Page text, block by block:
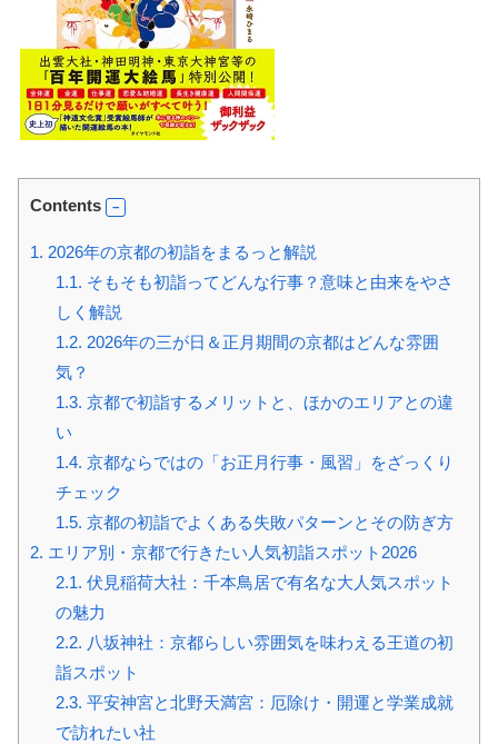
Contents
1. 2026年の京都の初詣をまるっと解説
1.1. そもそも初詣ってどんな行事？意味と由来をやさ
しく解説
1.2. 2026年の三が日＆正月期間の京都はどんな雰囲
気？
1.3. 京都で初詣するメリットと、ほかのエリアとの違
い
1.4. 京都ならではの「お正月行事・風習」をざっくり
チェック
1.5. 京都の初詣でよくある失敗パターンとその防ぎ方
2. エリア別・京都で行きたい人気初詣スポット2026
2.1. 伏見稲荷大社：千本鳥居で有名な大人気スポット
の魅力
2.2. 八坂神社：京都らしい雰囲気を味わえる王道の初
詣スポット
2.3. 平安神宮と北野天満宮：厄除け・開運と学業成就
で訪れたい社